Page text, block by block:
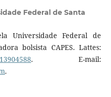
Federal de Santa
Universidade Federal de
bolsista CAPES. Lattes:
. E-mail:
.